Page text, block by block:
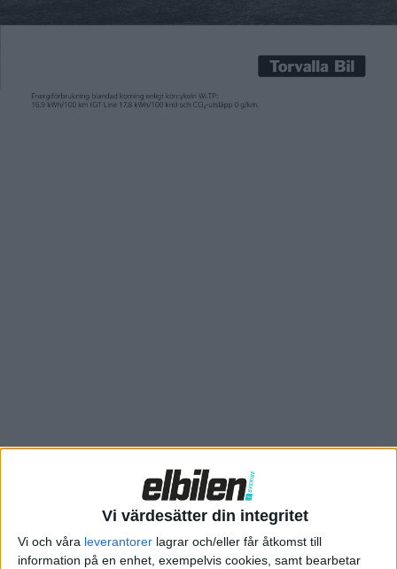
Vi värdesätter din integritet
Vi och våra leverantorer lagrar och/eller får åtkomst till
information på en enhet, exempelvis cookies, samt bearbetar
Motorn som […]
Toyotagruppens premiummärke Lexus har nu presenterat sin
motormässan i Guangzhou.